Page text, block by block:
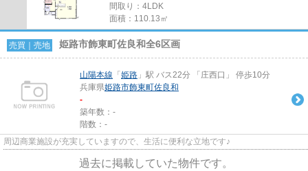
間取り：4LDK
面積：110.13㎡
売買｜売地 姫路市飾東町佐良和全6区画
山陽本線 「 姫路 」駅 バス22分 「庄西口」 停歩10分
兵庫県姫路市飾東町佐良和
-
築年数：-
階数：-
周辺商業施設が充実していますので、生活に便利な立地です♪
過去に掲載していた物件です。